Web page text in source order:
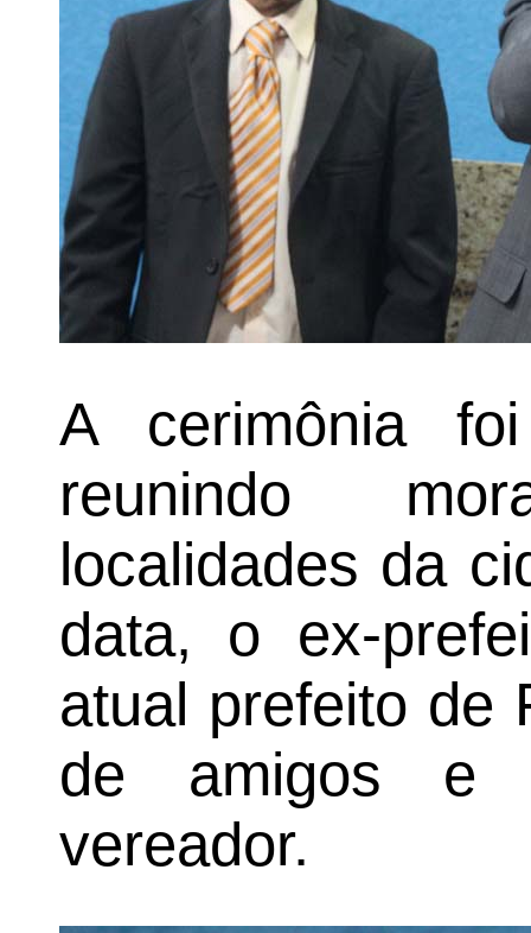
A cerimônia
reunindo
localidades da
data, o ex-
atual prefeito de
de amigos e
vereador.